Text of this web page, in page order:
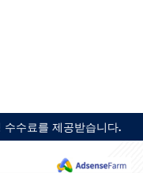
수료를 제공받습니다.